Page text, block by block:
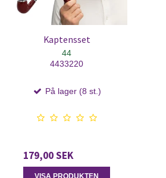
Kaptensset
44
4433220
På lager (8 st.)
179,00 SEK